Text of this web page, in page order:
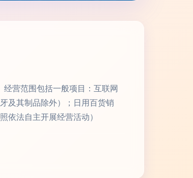
营范围包括一般项目：互联网
及其制品除外）；日用百货销
依法自主开展经营活动）